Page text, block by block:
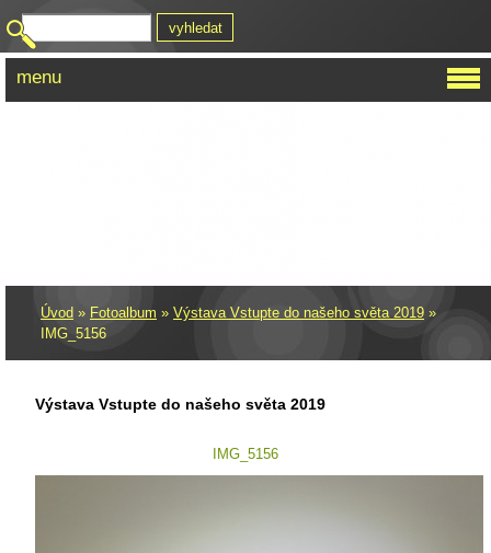
Úvod » Fotoalbum » Výstava Vstupte do našeho světa 2019 »
IMG_5156
Výstava Vstupte do našeho světa 2019
IMG_5156
menu